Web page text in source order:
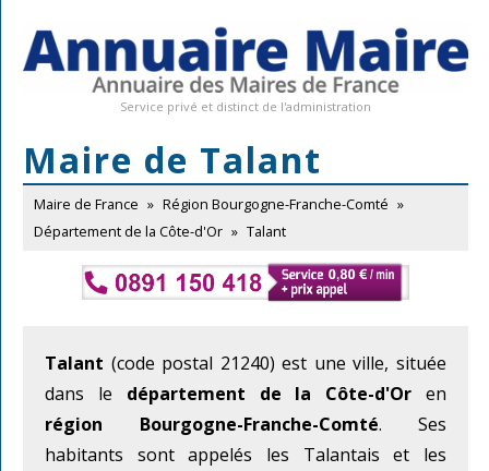
Service privé et distinct de l'administration
Maire de Talant
Maire de France » Région Bourgogne-Franche-Comté »
Département de la Côte-d'Or » Talant
Talant (code postal 21240) est une ville, située
dans le département de la Côte-d'Or en
région Bourgogne-Franche-Comté. Ses
habitants sont appelés les Talantais et les